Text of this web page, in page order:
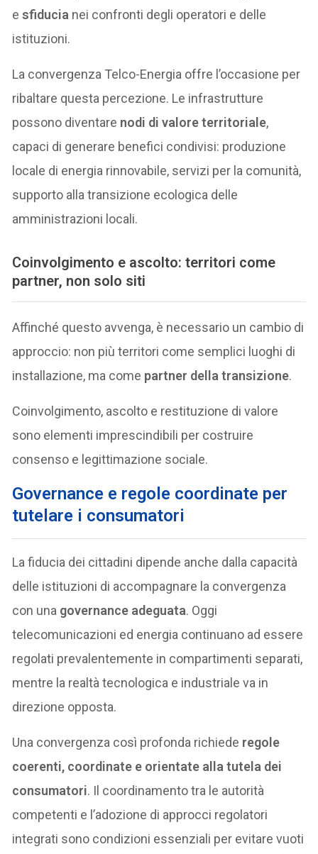
esfiducia nei confronti degli operatori e delle
istituzioni.
La convergenza Telco-Energia offre l’occasione per
ribaltare questa percezione. Le infrastrutture
possono diventare nodi di valore territoriale,
capaci di generare benefici condivisi: produzione
locale di energia rinnovabile, servizi per la comunità,
supporto alla transizione ecologica delle
amministrazioni locali.
Coinvolgimento e ascolto: territori come
partner, non solo siti
Affinché questo avvenga, è necessario un cambio di
approccio: non più territori come semplici luoghi di
installazione, ma come partner della transizione.
Coinvolgimento, ascolto e restituzione di valore
sono elementi imprescindibili per costruire
consenso e legittimazione sociale.
Governance e regole coordinate per
tutelare i consumatori
La fiducia dei cittadini dipende anche dalla capacità
delle istituzioni di accompagnare la convergenza
con una governance adeguata. Oggi
telecomunicazioni ed energia continuano ad essere
regolati prevalentemente in compartimenti separati,
mentre la realtà tecnologica e industriale va in
direzione opposta.
Una convergenza così profonda richiede regole
coerenti, coordinate e orientate alla tutela dei
consumatori. Il coordinamento tra le autorità
competenti e l’adozione di approcci regolatori
integrati sono condizioni essenziali per evitare vuoti